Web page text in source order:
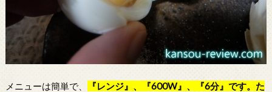
メニューは簡単で、
『レンジ』、『600W』、『6分』です。た